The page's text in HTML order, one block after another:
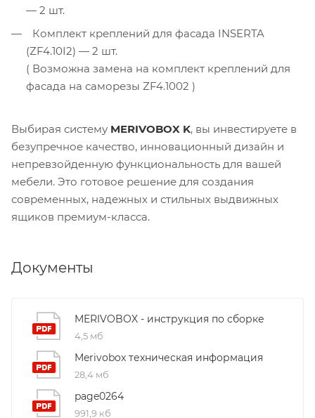
— 2 шт.
Комплект креплений для фасада INSERTA
(ZF4.10I2) — 2 шт.
( Возможна замена на комплект креплений для
фасада на саморезы ZF4.1002 )
Выбирая систему MERIVOBOX K, вы инвестируете в
безупречное качество, инновационный дизайн и
непревзойденную функциональность для вашей
мебели. Это готовое решение для создания
современных, надежных и стильных выдвижных
ящиков премиум-класса.
Документы
MERIVOBOX - инструкция по сборке
4,5 мб
Merivobox техническая информация
28,4 мб
page0264
991,9 кб